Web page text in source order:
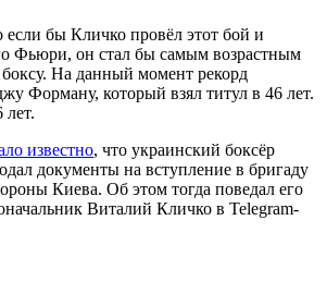
если бы Кличко провёл этот бой и
Фьюри, он стал бы самым возрастным
На данный момент рекорд
Форману, который взял титул в 46 лет.
лет.
известно, что украинский боксёр
документы на вступление в бригаду
Киева. Об этом тогда поведал его
Виталий Кличко в Telegram-